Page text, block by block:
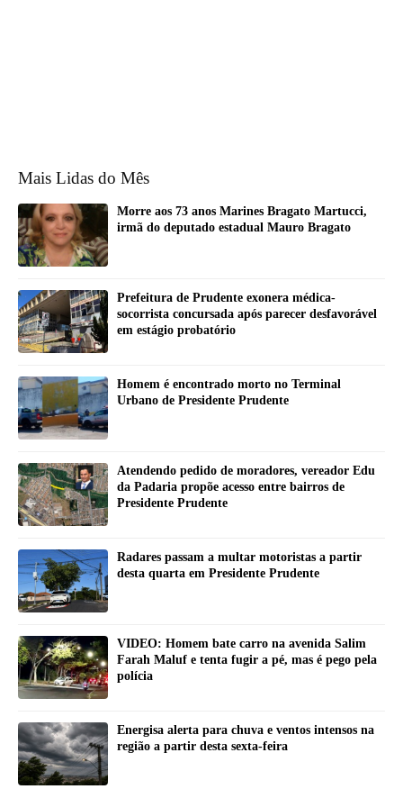
Mais Lidas do Mês
Morre aos 73 anos Marines Bragato Martucci,
irmã do deputado estadual Mauro Bragato
Prefeitura de Prudente exonera médica-
socorrista concursada após parecer desfavorável
em estágio probatório
Homem é encontrado morto no Terminal
Urbano de Presidente Prudente
Atendendo pedido de moradores, vereador Edu
da Padaria propõe acesso entre bairros de
Presidente Prudente
Radares passam a multar motoristas a partir
desta quarta em Presidente Prudente
VIDEO: Homem bate carro na avenida Salim
Farah Maluf e tenta fugir a pé, mas é pego pela
polícia
Energisa alerta para chuva e ventos intensos na
região a partir desta sexta-feira